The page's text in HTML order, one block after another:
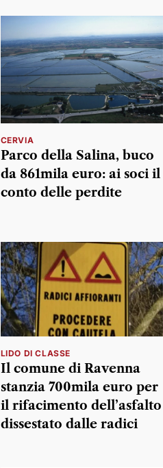
CERVIA
Parco della Salina, buco
da 861mila euro: ai soci il
conto delle perdite
LIDO DI CLASSE
Il comune di Ravenna
stanzia 700mila euro per
il rifacimento dell’asfalto
dissestato dalle radici